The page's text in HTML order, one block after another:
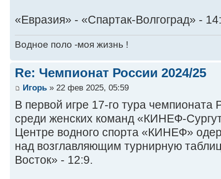
«Евразия» - «Спартак-Волгоград» -
Водное поло -моя жизнь !
Re: Чемпионат России 2024/25
Игорь » 22 фев 2025, 05:59
В первой игре 17-го тура чемпионата
среди женских команд «КИНЕФ-
Центре водного спорта «КИНЕФ»
над возглавляющим турнирную
Восток» - 12:9.